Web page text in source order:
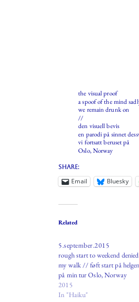
the visual proof
a spoof of the mind
we remain drunk on
//
den visuell bevis
en parodi på sinnet
vi fortsatt beruset på
Oslo, Norway
Share:
Email Bluesky
Related
5.september.2015
rough start to weekend
my walk // føft start på
på min tur Oslo, Norway
2015
In "Haiku"